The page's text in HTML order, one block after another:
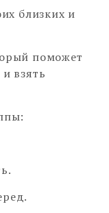
близких и
поможет
взять